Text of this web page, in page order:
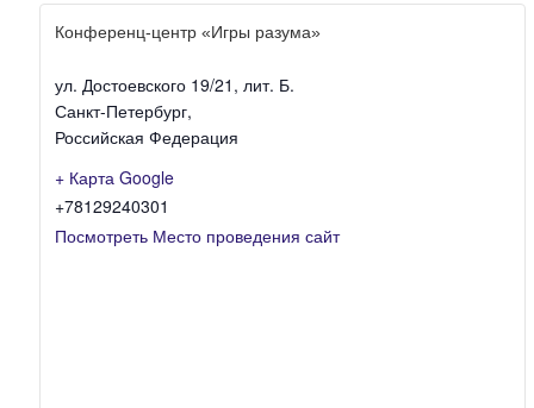
Конференц-центр «Игры разума»
ул. Достоевского 19/21, лит. Б.
Санкт-Петербург,
Российская Федерация
+ Карта Google
+78129240301
Посмотреть Место проведения сайт